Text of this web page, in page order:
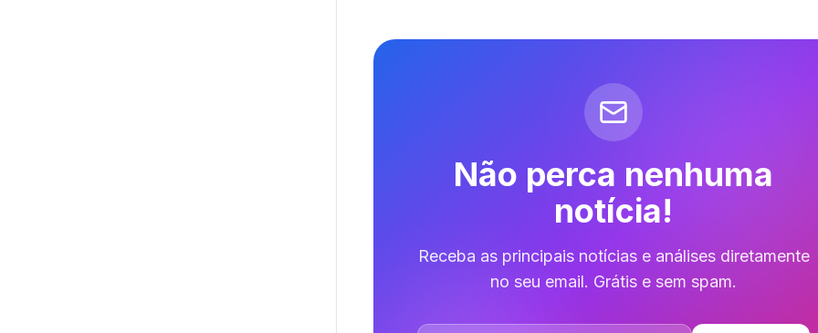
Não perca nenhuma
notícia!
Receba as principais notícias e análises diretamente
no seu email. Grátis e sem spam.